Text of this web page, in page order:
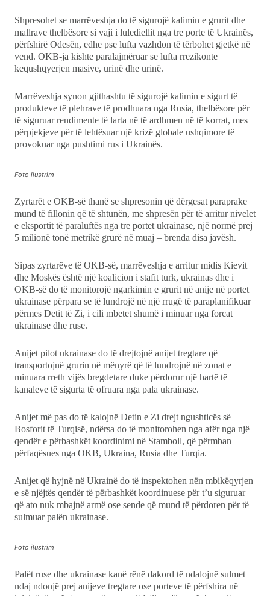
Shpresohet se marrëveshja do të sigurojë kalimin e grurit dhe
mallrave thelbësore si vaji i lulediellit nga tre porte të Ukrainës,
përfshirë Odesën, edhe pse lufta vazhdon të tërbohet gjetkë në
vend. OKB-ja kishte paralajmëruar se lufta rrezikonte
kequshqyerjen masive, urinë dhe urinë.
Marrëveshja synon gjithashtu të sigurojë kalimin e sigurt të
produkteve të plehrave të prodhuara nga Rusia, thelbësore për
të siguruar rendimente të larta në të ardhmen në të korrat, mes
përpjekjeve për të lehtësuar një krizë globale ushqimore të
provokuar nga pushtimi rus i Ukrainës.
Foto ilustrim
Zyrtarët e OKB-së thanë se shpresonin që dërgesat paraprake
mund të fillonin që të shtunën, me shpresën për të arritur nivelet
e eksportit të paraluftës nga tre portet ukrainase, një normë prej
5 milionë tonë metrikë grurë në muaj – brenda disa javësh.
Sipas zyrtarëve të OKB-së, marrëveshja e arritur midis Kievit
dhe Moskës është një koalicion i stafit turk, ukrainas dhe i
OKB-së do të monitorojë ngarkimin e grurit në anije në portet
ukrainase përpara se të lundrojë në një rrugë të paraplanifikuar
përmes Detit të Zi, i cili mbetet shumë i minuar nga forcat
ukrainase dhe ruse.
Anijet pilot ukrainase do të drejtojnë anijet tregtare që
transportojnë grurin në mënyrë që të lundrojnë në zonat e
minuara rreth vijës bregdetare duke përdorur një hartë të
kanaleve të sigurta të ofruara nga pala ukrainase.
Anijet më pas do të kalojnë Detin e Zi drejt ngushticës së
Bosforit të Turqisë, ndërsa do të monitorohen nga afër nga një
qendër e përbashkët koordinimi në Stamboll, që përmban
përfaqësues nga OKB, Ukraina, Rusia dhe Turqia.
Anijet që hyjnë në Ukrainë do të inspektohen nën mbikëqyrjen
e së njëjtës qendër të përbashkët koordinuese për t’u siguruar
që ato nuk mbajnë armë ose sende që mund të përdoren për të
sulmuar palën ukrainase.
Foto ilustrim
Palët ruse dhe ukrainase kanë rënë dakord të ndalojnë sulmet
ndaj ndonjë prej anijeve tregtare ose porteve të përfshira në